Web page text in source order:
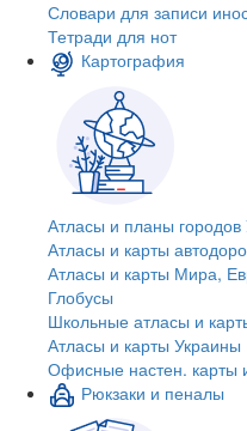
Словари для записи
Тетради для нот
Картография
Атласы и планы городов
Атласы и карты
Атласы и карты Мира,
Глобусы
Школьные атласы и
Атласы и карты Украины
Офисные настен. карты
Рюкзаки и пеналы